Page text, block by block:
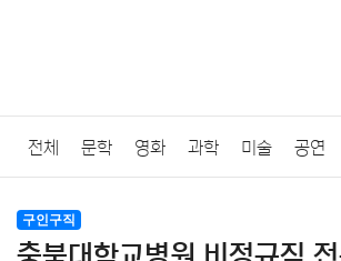
전체 문학 영화 과학 미술 공연
법률
구인구직